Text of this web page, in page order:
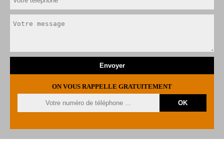
ON VOUS RAPPELLE GRATUITEMENT